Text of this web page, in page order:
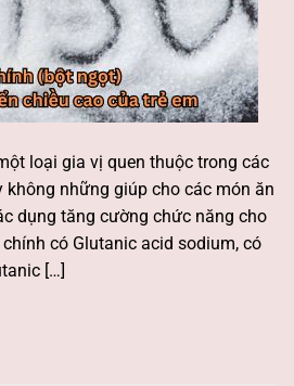
loại gia vị quen thuộc trong các
không những giúp cho các món ăn
dụng tăng cường chức năng cho
có Glutanic acid sodium, có
[…]